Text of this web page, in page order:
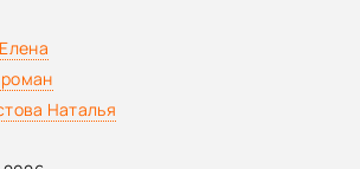
и просит о помощи.Он же отвечает
— выставляет ей абсурдное
ли он на этом?Там, где мороз,
Он из Сибири. И правила
Наталья